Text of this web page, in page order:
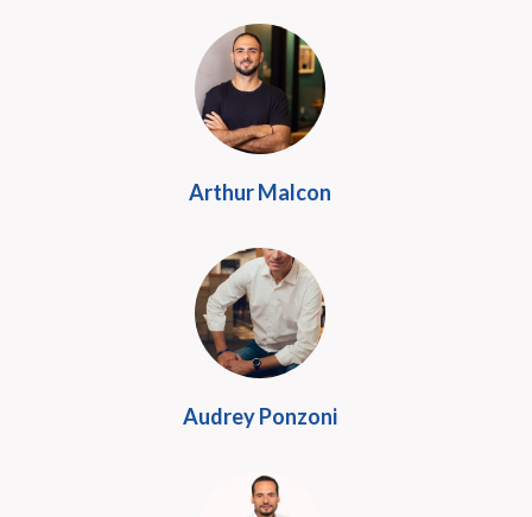
Arthur Malcon
Audrey Ponzoni